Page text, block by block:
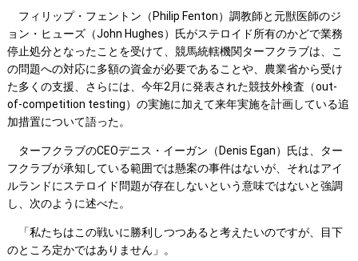
フィリップ・フェントン（Philip Fenton）調教師と元獣医師のジ
ョン・ヒューズ（John Hughes）氏がステロイド所有のかどで業務
停止処分となったことを受けて、競馬統轄機関ターフクラブは、こ
の問題への対応に多額の資金が必要であることや、農業省から受け
た多くの支援、さらには、今年2月に発表された競技外検査（out-
of-competition testing）の実施に加えて来年実施を計画している追
加措置について語った。
ターフクラブのCEOデニス・イーガン（Denis Egan）氏は、ター
フクラブが承知している範囲では懸案の事件はないが、それはアイ
ルランドにステロイド問題が存在しないという意味ではないと強調
し、次のように述べた。
「私たちはこの戦いに勝利しつつあると考えたいのですが、目下
のところ定かではありません」。